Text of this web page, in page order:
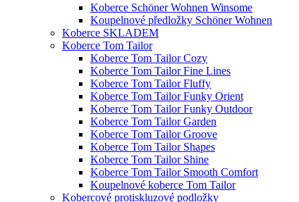
Koberce Schöner Wohnen Winsome
Koupelnové předložky Schöner Wohnen
Koberce SKLADEM
Koberce Tom Tailor
Koberce Tom Tailor Cozy
Koberce Tom Tailor Fine Lines
Koberce Tom Tailor Fluffy
Koberce Tom Tailor Funky Orient
Koberce Tom Tailor Funky Outdoor
Koberce Tom Tailor Garden
Koberce Tom Tailor Groove
Koberce Tom Tailor Shapes
Koberce Tom Tailor Shine
Koberce Tom Tailor Smooth Comfort
Koupelnové koberce Tom Tailor
Kobercové protiskluzové podložky